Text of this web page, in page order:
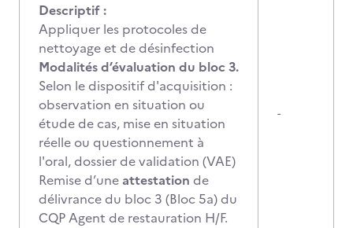
Descriptif :
Appliquer les protocoles de
nettoyage et de désinfection
Modalités d’évaluation du bloc 3.
Selon le dispositif d'acquisition :
observation en situation ou
étude de cas, mise en situation
réelle ou questionnement à
l'oral, dossier de validation (VAE)
Remise d’une attestation de
délivrance du bloc 3 (Bloc 5a) du
CQP Agent de restauration H/F.
-